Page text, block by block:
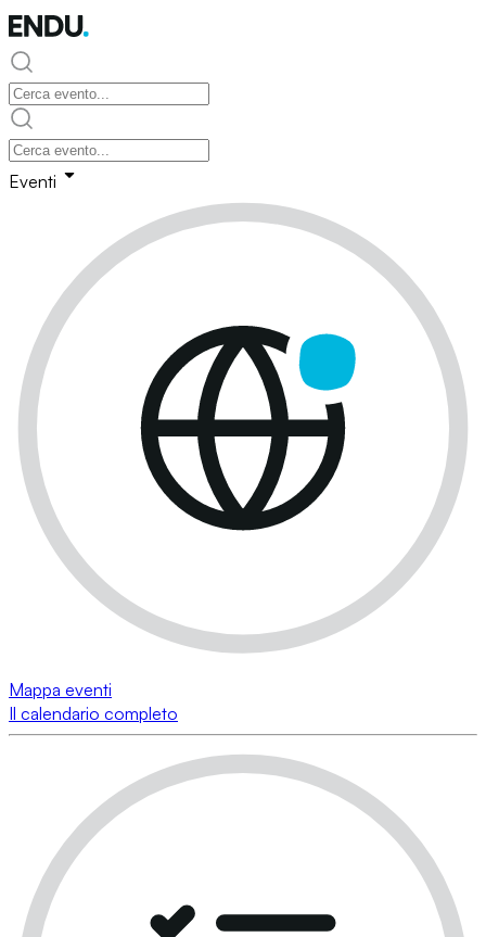
Eventi
Mappa eventi
Il calendario completo